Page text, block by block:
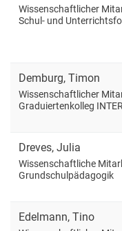
Wissenschaftlicher
Schul- und
Demburg,Timon
Wissenschaftlicher
Graduiertenkolleg
Dreves,Julia
Wissenschaftliche
Grundschulpädagogik
Edelmann,Tino